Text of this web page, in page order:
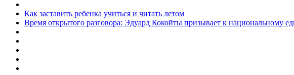
Как заставить ребенка учиться и читать летом
Время открытого разговора: Эдуард Кокойты призывает к национальному